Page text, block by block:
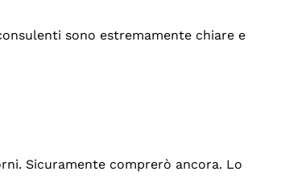
sono estremamente chiare e
Sicuramente comprerò ancora. Lo